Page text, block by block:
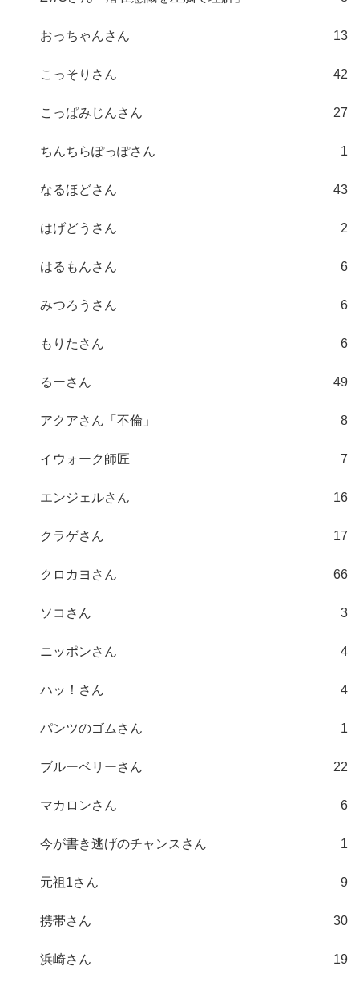
おっちゃんさん 13
こっそりさん 42
こっぱみじんさん 27
ちんちらぽっぽさん 1
なるほどさん 43
はげどうさん 2
はるもんさん 6
みつろうさん 6
もりたさん 6
るーさん 49
アクアさん「不倫」 8
イウォーク師匠 7
エンジェルさん 16
クラゲさん 17
クロカヨさん 66
ソコさん 3
ニッポンさん 4
ハッ！さん 4
パンツのゴムさん 1
ブルーベリーさん 22
マカロンさん 6
今が書き逃げのチャンスさん 1
元祖1さん 9
携帯さん 30
浜崎さん 19